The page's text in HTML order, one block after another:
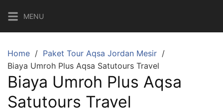
content
MENU
Home
Paket Tour Aqsa Jordan Mesir
Biaya Umroh Plus Aqsa Satutours Travel
Biaya Umroh Plus Aqsa
Satutours Travel